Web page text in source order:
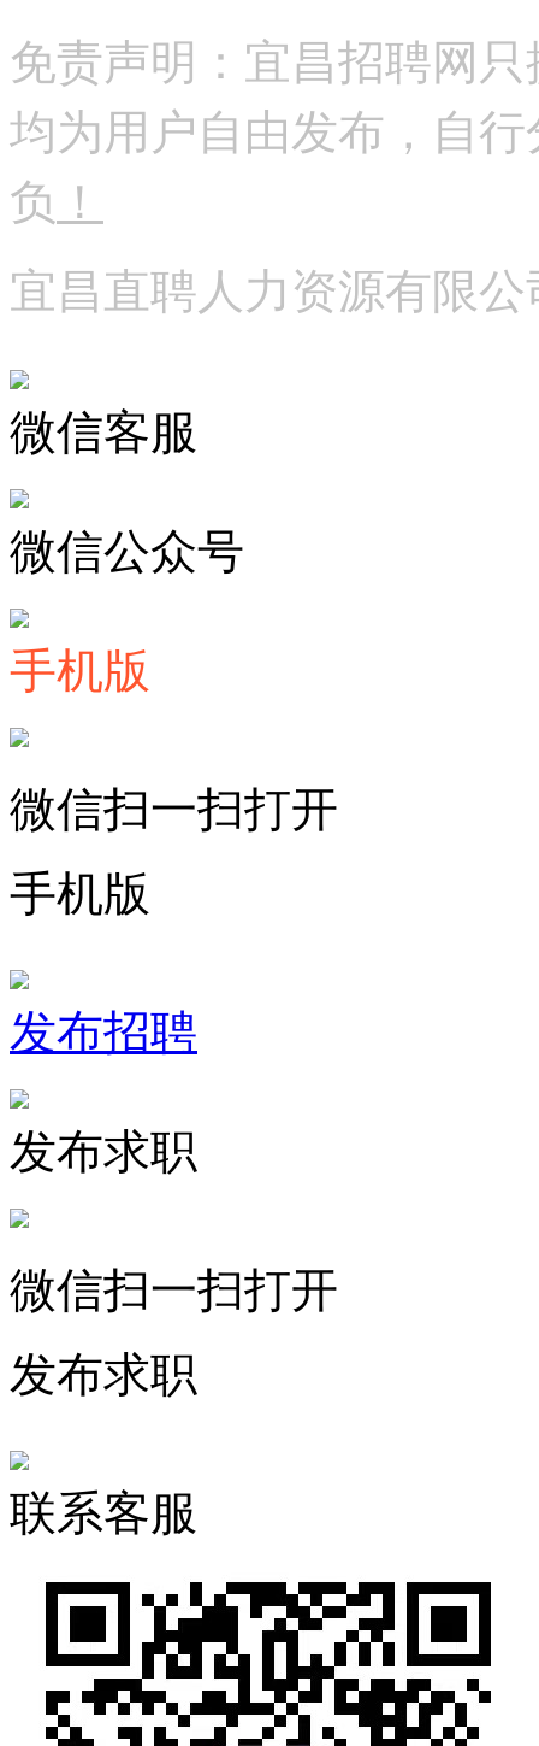
免责声明：宜昌招聘网
均为用户自由发布，自
负 ！
宜昌直聘人力资源有限
微信客服
微信公众号
手机版
微信扫一扫打开
手机版
发布招聘
发布求职
微信扫一扫打开
发布求职
联系客服